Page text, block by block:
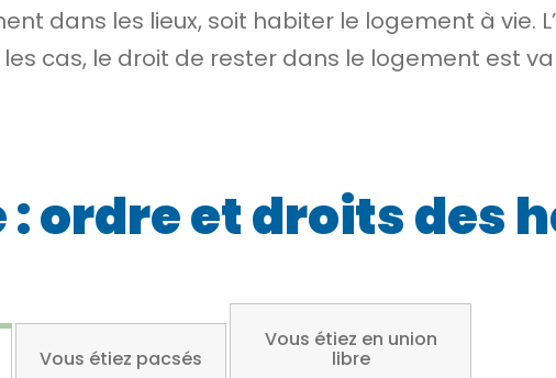
dans les lieux, soit habiter le logement à vie.
cas, le droit de rester dans le logement est
: ordre et droits des
Vous étiez pacsés
Vous étiez en union
libre